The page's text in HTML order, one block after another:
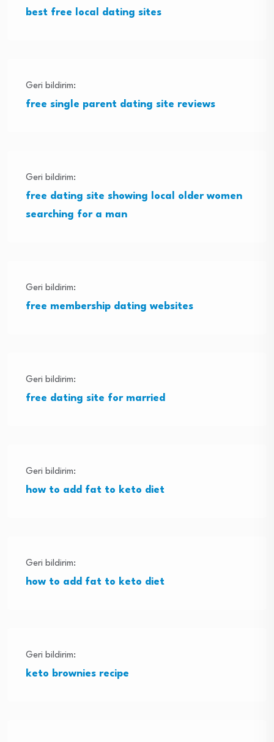
best free local dating sites
Geri bildirim:
free single parent dating site reviews
Geri bildirim:
free dating site showing local older women
searching for a man
Geri bildirim:
free membership dating websites
Geri bildirim:
free dating site for married
Geri bildirim:
how to add fat to keto diet
Geri bildirim:
how to add fat to keto diet
Geri bildirim:
keto brownies recipe